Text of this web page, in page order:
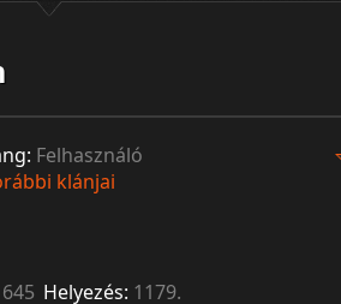
Felhasználó
klánjai
Helyezés: 1179.